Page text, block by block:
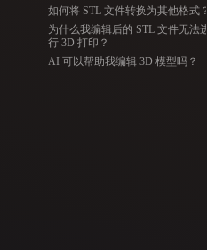
如何将 STL 文件转换为其他格式？
为什么我编辑后的 STL 文件无法进
行 3D 打印？
AI 可以帮助我编辑 3D 模型吗？